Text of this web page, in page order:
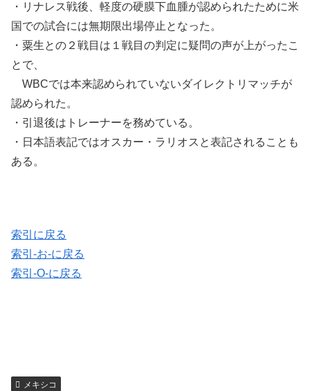
・リナレス戦後、軽度の硬膜下血腫が認められたために米
国での試合には無期限出場停止となった。
・粟生との２戦目は１戦目の判定に疑問の声が上がったこ
とで、
WBCでは本来認められていないダイレクトリマッチが
認められた。
・引退後はトレーナーを務めている。
・日本語表記ではオスカー・ラリオスと表記されることも
ある。
索引に戻る
索引-お-に戻る
索引-O-に戻る
メキシコ